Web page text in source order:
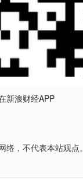
新浪财经APP
，不代表本站观点。